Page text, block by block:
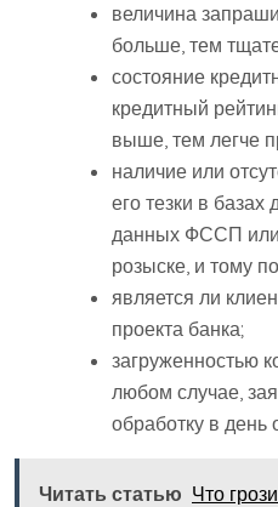
величина
больше, тем
состояние
кредитный
выше, тем легче
наличие или
его тезки в
данных ФССП или
розыске, и тому
является ли
проекта банка;
загруженностью
любом случае,
обработку в день
Читать статью Что